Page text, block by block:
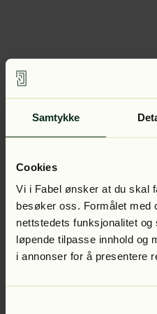
Samtykke
Cookies
Vi i Fabel ønsker at du skal
besøker oss. Formålet med
nettstedets funksjonalitet
løpende tilpasse innhold og
i annonser for å presentere